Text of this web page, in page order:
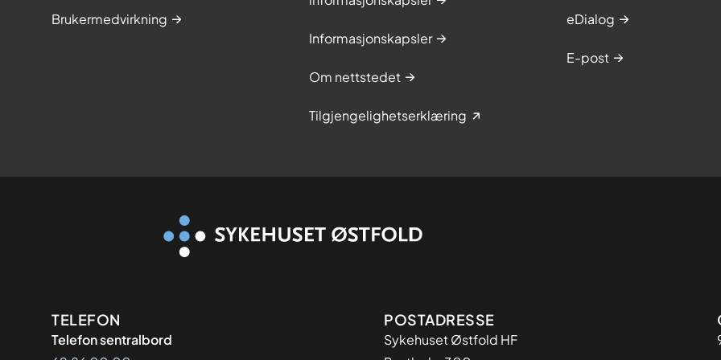
Brukermedvirkning
Informasjonskapsler
Om nettstedet
Tilgjengelighetserklæring
eDialog
E-post
Kontaktinformasjon
TELEFON
Telefon sentralbord
Adresse
POSTADRESSE
Sykehuset Østfold HF